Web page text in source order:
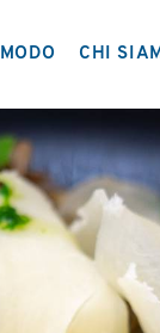
NETWORK
CHI